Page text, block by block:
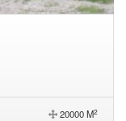
20000 M2